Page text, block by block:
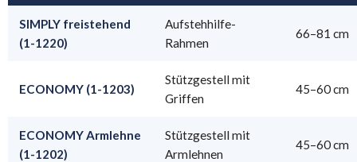
SIMPLY freistehend
(1-1220)
Aufstehhilfe-
Rahmen
66–81 cm
ECONOMY (1-1203)
Stützgestell mit
Griffen
45–60 cm
ECONOMY Armlehne
(1-1202)
Stützgestell mit
Armlehnen
45–60 cm